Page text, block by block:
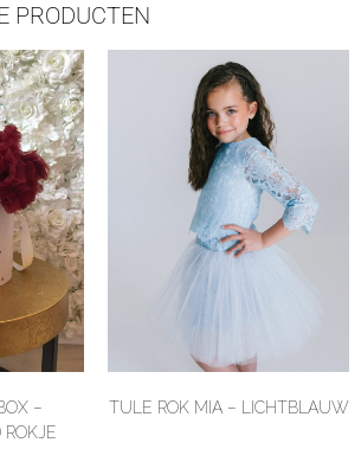
PRODUCTEN
–
ROKJE
TULE ROK MIA – LICHTBLAUW